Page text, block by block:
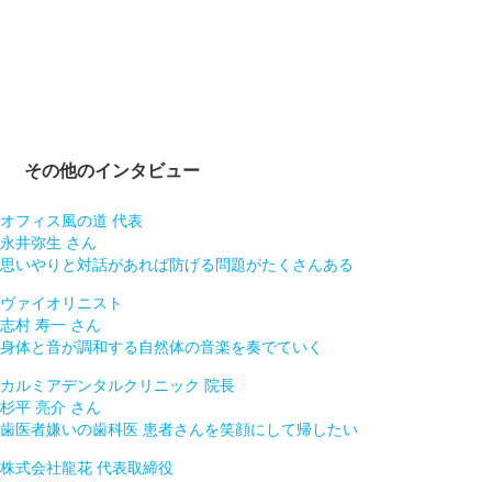
その他のインタビュー
オフィス風の道 代表
永井弥生 さん
思いやりと対話があれば防げる問題がたくさんある
ヴァイオリニスト
志村 寿一 さん
身体と音が調和する自然体の音楽を奏でていく
カルミアデンタルクリニック 院長
杉平 亮介 さん
歯医者嫌いの歯科医 患者さんを笑顔にして帰したい
株式会社龍花 代表取締役